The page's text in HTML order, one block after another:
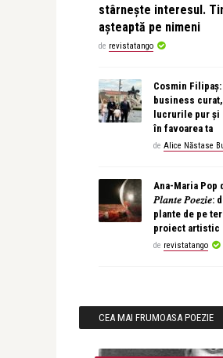
stârnește interesul.
așteaptă pe nimeni
de revistatango
Cosmin
business
lucrurile pur și
în favoarea ta
de Alice Năstase
Ana-Maria Pop
𝑃𝑙𝑎𝑛𝑡𝑒 𝑃𝑜𝑒𝑧𝑖𝑒:
plante de pe
proiect
de revistatango
CEA MAI FRUMOASA POEZIE